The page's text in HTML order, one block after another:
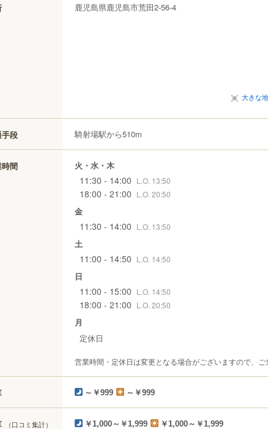
鹿児島県鹿児島市荒田2-56-4
大きな
段 騎射場駅から510m
間 火・水・木
11:30 - 14:00 L.O. 13:50
18:00 - 21:00 L.O. 20:50
金
11:30 - 14:00 L.O. 13:50
土
11:00 - 14:50 L.O. 14:50
日
11:00 - 15:00 L.O. 14:50
18:00 - 21:00 L.O. 20:50
月
定休日
営業時間・定休日は変更となる場合がございますので、ご
～￥999 ～￥999
（口コミ集計） ￥1,000～￥1,999 ￥1,000～￥1,999